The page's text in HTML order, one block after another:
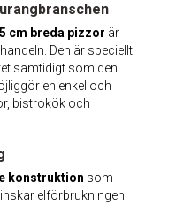
cm breda pizzor är
Den är speciellt
samtidigt som den
en enkel och
bistrokök och
konstruktion som
elförbrukningen